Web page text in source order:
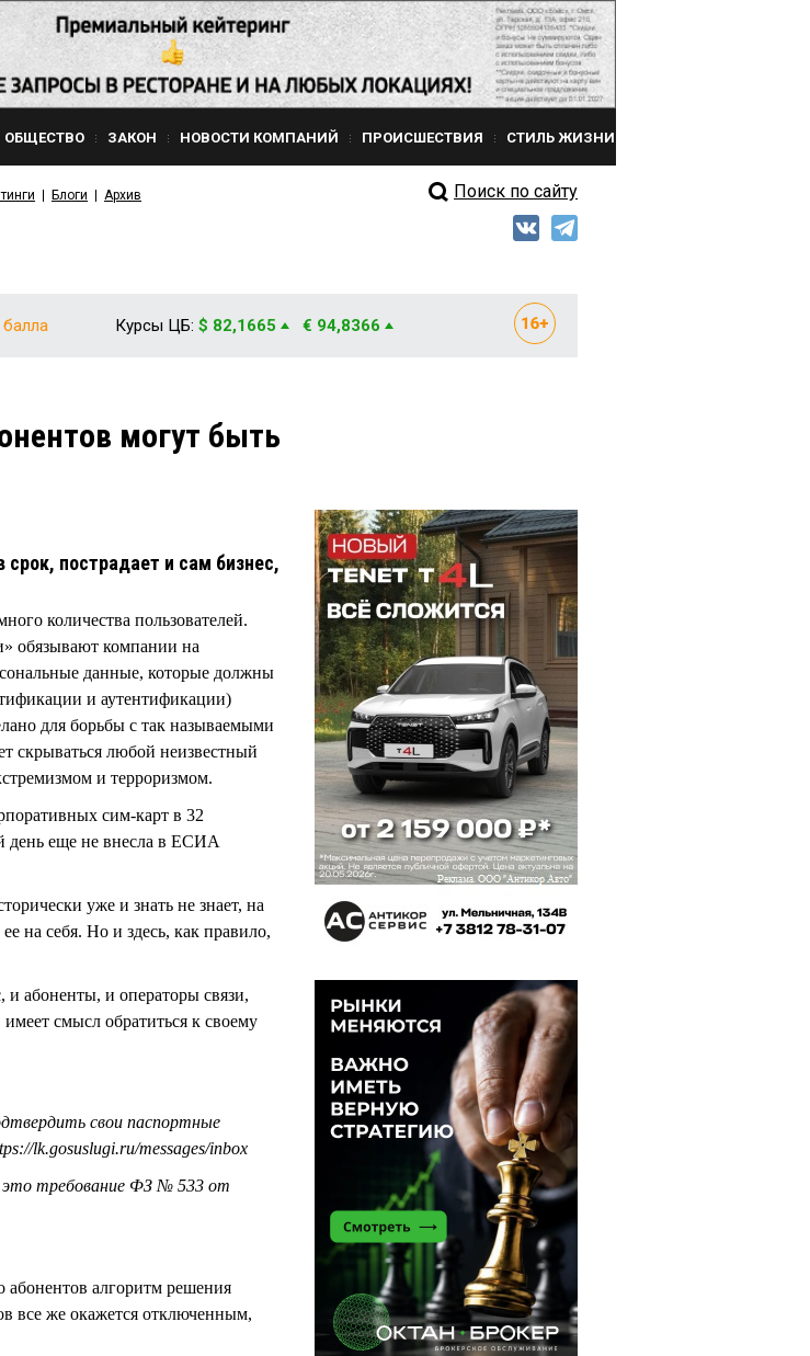
ОБЩЕСТВО ЗАКОН НОВОСТИ КОМПАНИЙ ПРОИСШЕСТВИЯ СТИЛЬ ЖИЗНИ
Блоги Архив Поиск по сайту
балла Курсы ЦБ: $ 82,1665 € 94,8366
могут быть
срок, пострадает и сам бизнес,
количества пользователей.
обязывают компании на
данные, которые должны
и аутентификации)
для борьбы с так называемыми
скрываться любой неизвестный
и терроризмом.
сим-карт в 32
день еще не внесла в ЕСИА
уже и знать не знает, на
на себя. Но и здесь, как правило,
и абоненты, и операторы связи,
смысл обратиться к своему
свои паспортные
lk.gosuslugi.ru/messages/inbox
это требование ФЗ № 533 от
абонентов алгоритм решения
все же окажется отключенным,